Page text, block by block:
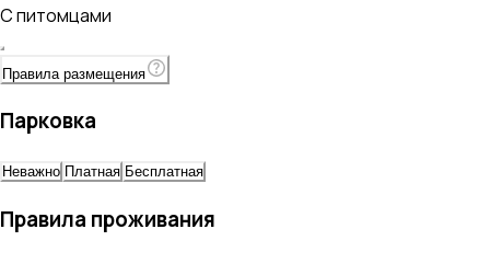
С питомцами
Правила размещения
Парковка
Неважно Платная Бесплатная
Правила проживания